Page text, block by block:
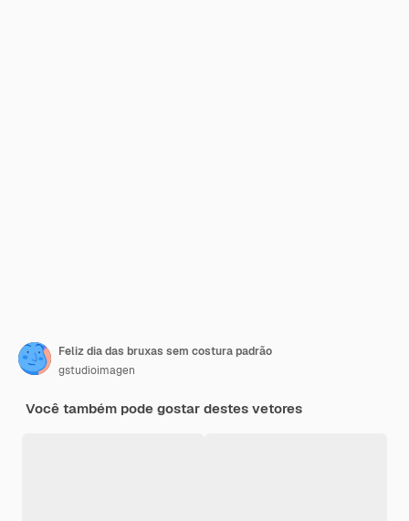
Feliz dia das bruxas sem costura padrão
gstudioimagen
Você também pode gostar destes vetores